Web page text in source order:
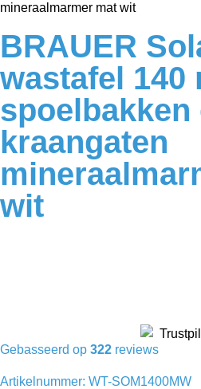
mineraalmarmer mat wit
BRAUER
wastafel 140
spoelbakken
kraangaten
wit
Gebasseerd op 322 reviews
Artikelnummer: WT-SOM1400MW